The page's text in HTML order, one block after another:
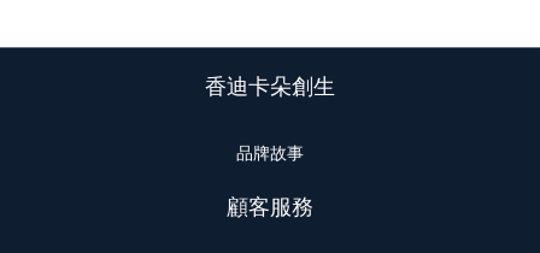
香迪卡朵創生
品牌故事
顧客服務